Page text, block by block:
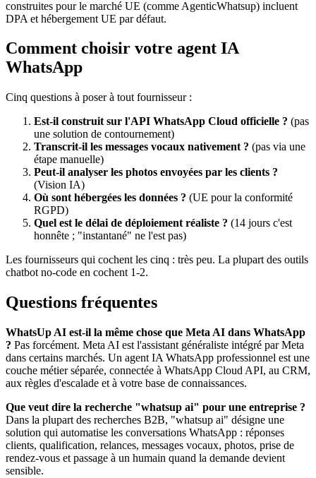
construites pour le marché UE (comme AgenticWhatsup) incluent
DPA et hébergement UE par défaut.
Comment choisir votre agent IA
WhatsApp
Cinq questions à poser à tout fournisseur :
Est-il construit sur l'API WhatsApp Cloud officielle ? (pas
une solution de contournement)
Transcrit-il les messages vocaux nativement ? (pas via une
étape manuelle)
Peut-il analyser les photos envoyées par les clients ?
(Vision IA)
Où sont hébergées les données ? (UE pour la conformité
RGPD)
Quel est le délai de déploiement réaliste ? (14 jours c'est
honnête ; "instantané" ne l'est pas)
Les fournisseurs qui cochent les cinq : très peu. La plupart des outils
chatbot no-code en cochent 1-2.
Questions fréquentes
WhatsUp AI est-il la même chose que Meta AI dans WhatsApp
? Pas forcément. Meta AI est l'assistant généraliste intégré par Meta
dans certains marchés. Un agent IA WhatsApp professionnel est une
couche métier séparée, connectée à WhatsApp Cloud API, au CRM,
aux règles d'escalade et à votre base de connaissances.
Que veut dire la recherche "whatsup ai" pour une entreprise ?
Dans la plupart des recherches B2B, "whatsup ai" désigne une
solution qui automatise les conversations WhatsApp : réponses
clients, qualification, relances, messages vocaux, photos, prise de
rendez-vous et passage à un humain quand la demande devient
sensible.